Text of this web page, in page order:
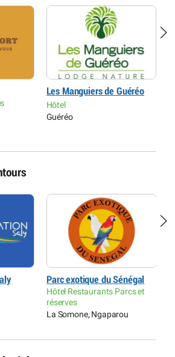
Les Manguiers de Guéréo
Hôtel
Guéréo
Parc exotique du Sénégal
Hôtel Restaurants Parcs et
réserves
La Somone, Ngaparou